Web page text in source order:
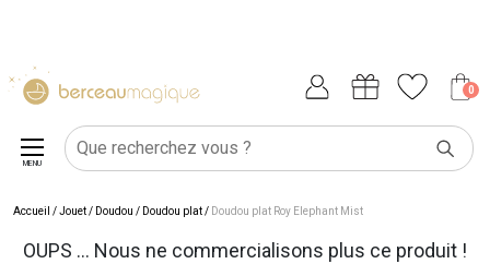
0
MENU
Accueil /Jouet/ Doudou / Doudou plat/ Doudou plat Roy Elephant Mist
OUPS ... Nous ne commercialisons plus ce produit !